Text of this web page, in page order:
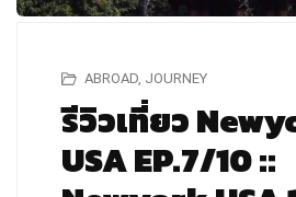
ABROAD, JOURNEY
รีวิวเที่ยว
USA EP.7/10 ::